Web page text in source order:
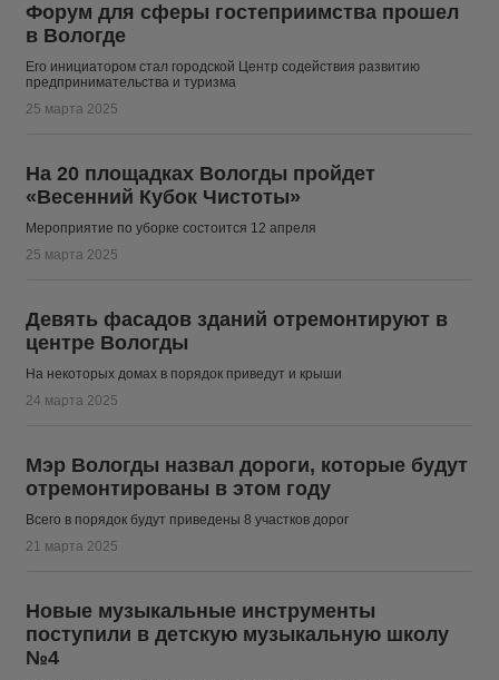
Форум для сферы гостеприимства прошел
в Вологде
Его инициатором стал городской Центр содействия развитию
предпринимательства и туризма
25 марта 2025
На 20 площадках Вологды пройдет
«Весенний Кубок Чистоты»
Мероприятие по уборке состоится 12 апреля
25 марта 2025
Девять фасадов зданий отремонтируют в
центре Вологды
На некоторых домах в порядок приведут и крыши
24 марта 2025
Мэр Вологды назвал дороги, которые будут
отремонтированы в этом году
Всего в порядок будут приведены 8 участков дорог
21 марта 2025
Новые музыкальные инструменты
поступили в детскую музыкальную школу
№4